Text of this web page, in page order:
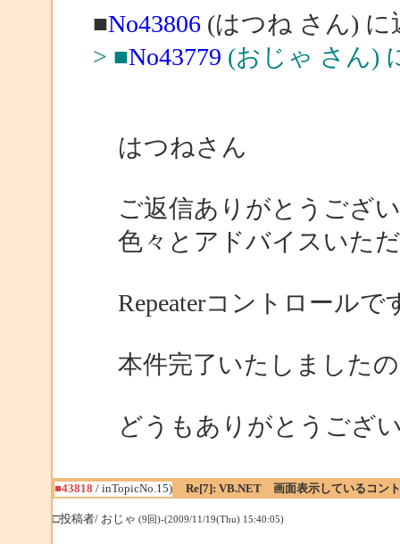
■No43806(はつね さん) に
> ■No43779 (おじゃ さん)
はつねさん
ご返信ありがとうござ
色々とアドバイスいた
Repeaterコントロール
本件完了いたしました
どうもありがとうござ
■43818 / inTopicNo.15) Re[7]: VB.NET 画面表示しているコン
□投稿者/ おじゃ (9回)-(2009/11/19(Thu) 15:40:05)